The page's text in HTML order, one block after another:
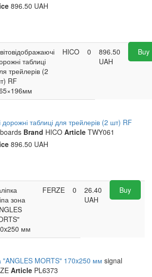
896.50 UAH
таблиці
трейлерів (2
RF
HICO 0
896.50
UAH
Buy
дорожні таблиці для трейлерів (2 шт) RF
Brand HICO Article TWY061
896.50 UAH
зона
мм
FERZE 0
26.40
UAH
Buy
"ANGLES MORTS" 170x250 мм signal
Article PL6373